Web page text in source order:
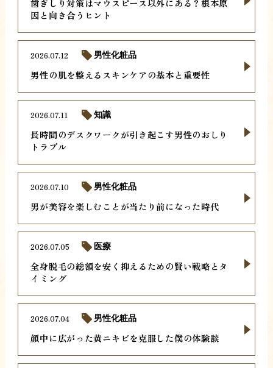
歯ぎしり対策はマウスピース以外にある？根本原
因と向き合うヒント
男性の肌を整えるスキンケアの基本と重要性
2026.07.12 男性化粧品
長時間のデスクワークが引き起こす男性のおしり
トラブル
2026.07.11 知識
男が美容を楽しむことが当たり前になった時代
2026.07.10 男性化粧品
全身脱毛の総額を安く抑えるための賢い戦略とタ
イミング
2026.07.05 医療
顔中に広がった黄ニキビを克服した僕の体験談
2026.07.04 男性化粧品